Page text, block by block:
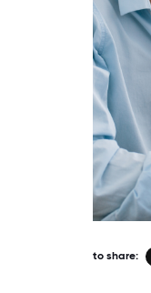
to share: